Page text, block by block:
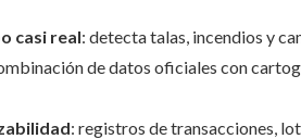
casi real: detecta talas, incendios y
de datos oficiales con
: registros de transacciones,